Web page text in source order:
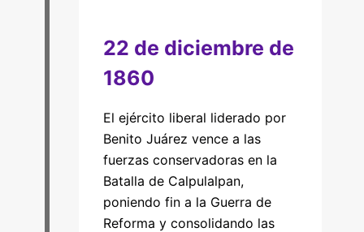
22 de diciembre de
1860
El ejército liberal liderado por
Benito Juárez vence a las
fuerzas conservadoras en la
Batalla de Calpulalpan,
poniendo fin a la Guerra de
Reforma y consolidando las